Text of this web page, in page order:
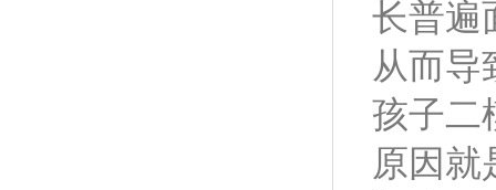
长普遍
从而导
孩子二
原因就